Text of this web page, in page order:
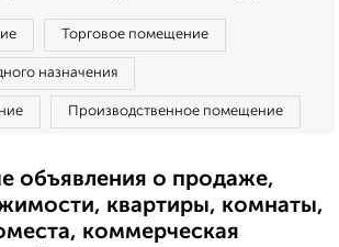
Торговое помещение
назначения
Производственное помещение
объявления о продаже,
квартиры, комнаты,
коммерческая